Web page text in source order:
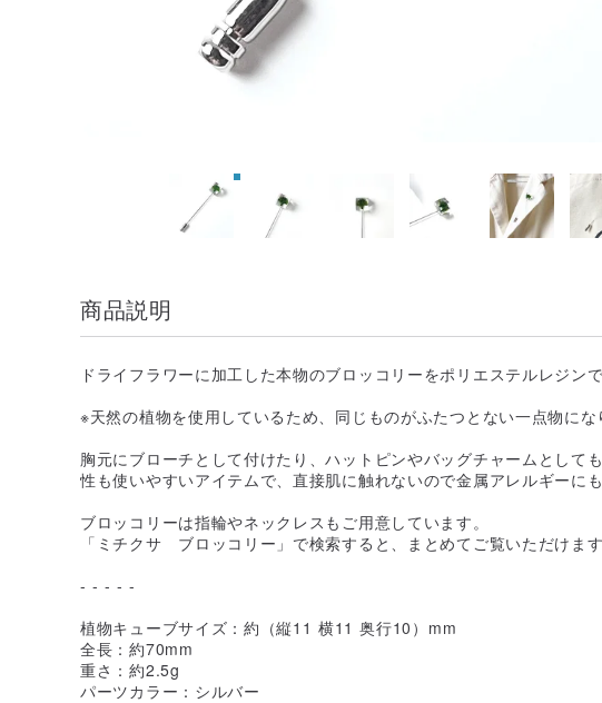
商品説明
ドライフラワーに加工した本物のブロッコリーをポリエステルレジン
※天然の植物を使用しているため、同じものがふたつとない一点物にな
胸元にブローチとして付けたり、ハットピンやバッグチャームとして
性も使いやすいアイテムで、直接肌に触れないので金属アレルギーにも
ブロッコリーは指輪やネックレスもご用意しています。
「ミチクサ ブロッコリー」で検索すると、まとめてご覧いただけます
- - - - -
植物キューブサイズ：約（縦11 横11 奥行10）mm
全長：約70mm
重さ：約2.5g
パーツカラー：シルバー